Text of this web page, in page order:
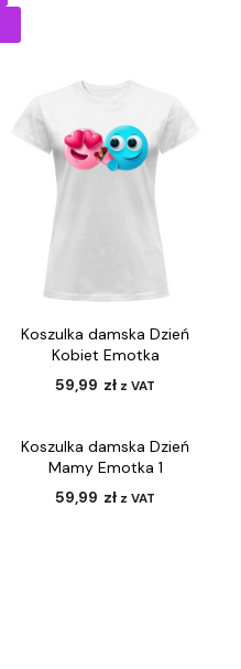
Koszulka damska Dzień
Kobiet Emotka
59,99 zł z VAT
Koszulka damska Dzień
Mamy Emotka 1
59,99 zł z VAT